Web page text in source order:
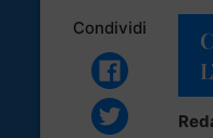
Condividi